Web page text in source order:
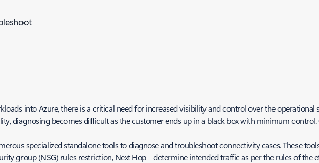
into Azure, there is a critical need for increased visibility and control over the operational
diagnosing becomes difficult as the customer ends up in a black box with minimum control.
specialized standalone tools to diagnose and troubleshoot connectivity cases. These
group (NSG) rules restriction, Next Hop – determine intended traffic as per the rules of the